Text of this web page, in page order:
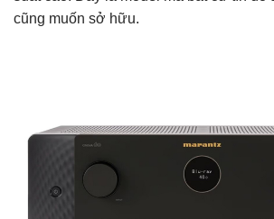
cũng muốn sở hữu.